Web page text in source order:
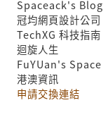
Spaceack's Blog
冠均網頁設計公司
TechXG 科技指南
迴旋人生
FuYUan's Space
港澳資訊
申請交換連結